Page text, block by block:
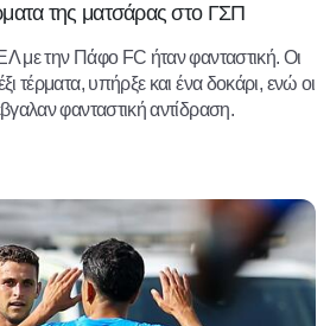
της ματσάρας στο ΓΣΠ
με την Πάφο FC ήταν φανταστική. Οι
τέρματα, υπήρξε και ένα δοκάρι, ενώ οι
φανταστική αντίδραση.